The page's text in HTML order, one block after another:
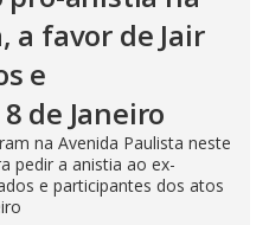
a favor de Jair
e
de Janeiro
na Avenida Paulista neste
pedir a anistia ao ex-
e participantes dos atos